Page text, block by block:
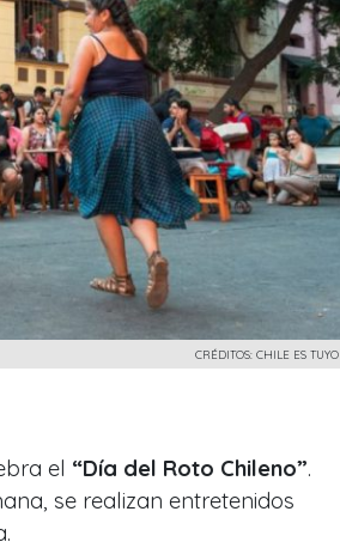
CRÉDITOS: CHILE ES TUYO
el “Día del Roto Chileno”.
se realizan entretenidos